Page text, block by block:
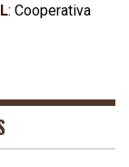
: Cooperativa